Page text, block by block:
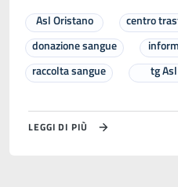
Asl Oristano
centro
donazione sangue
raccolta sangue
tg
LEGGI DI PIÙ